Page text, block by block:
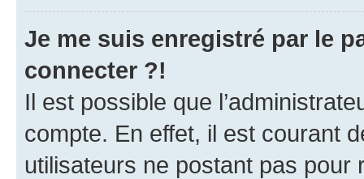
Je me suis enregistré par le
connecter ?!
Il est possible que
compte. En effet, il est courant
utilisateurs ne postant pas pour